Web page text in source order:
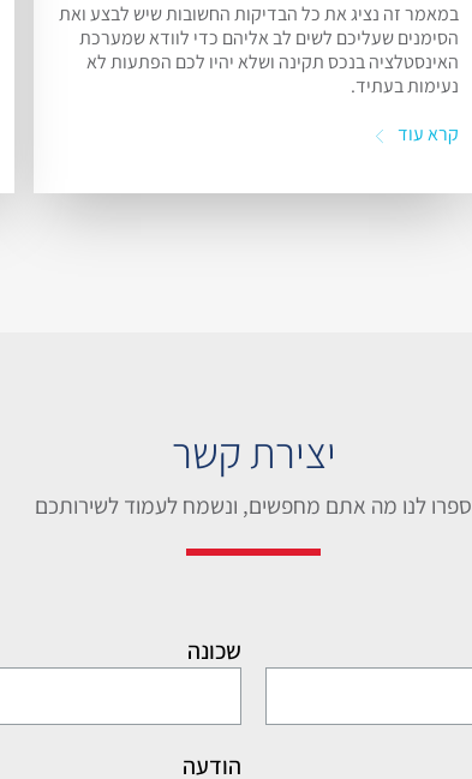
במאמר זה נציג את כל הבדיקות החשובות שיש לבצע ואת
הסימנים שעליכם לשים לב אליהם כדי לוודא שמערכת
האינסטלציה בנכס תקינה ושלא יהיו לכם הפתעות לא
נעימות בעתיד.
קרא עוד
יצירת קשר
ספרו לנו מה אתם מחפשים, ונשמח לעמוד לשירותכם
שכונה
הודעה